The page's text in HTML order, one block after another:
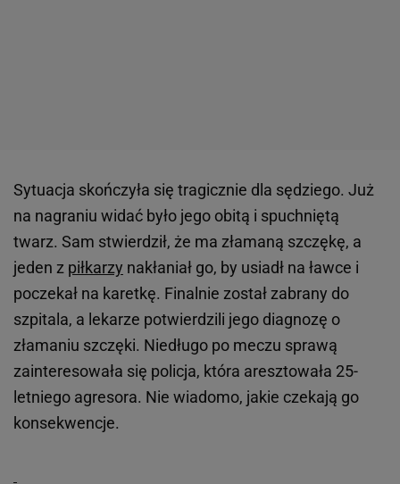
Sytuacja skończyła się tragicznie dla sędziego. Już
na nagraniu widać było jego obitą i spuchniętą
twarz. Sam stwierdził, że ma złamaną szczękę, a
jeden z piłkarzy nakłaniał go, by usiadł na ławce i
poczekał na karetkę. Finalnie został zabrany do
szpitala, a lekarze potwierdzili jego diagnozę o
złamaniu szczęki. Niedługo po meczu sprawą
zainteresowała się policja, która aresztowała 25-
letniego agresora. Nie wiadomo, jakie czekają go
konsekwencje.